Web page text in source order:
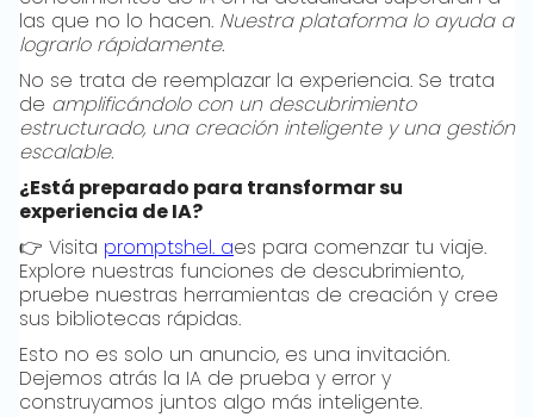
las que no lo hacen. Nuestra plataforma lo ayuda a
lograrlo rápidamente.
No se trata de reemplazar la experiencia. Se trata
de amplificándolo con un descubrimiento
estructurado, una creación inteligente y una gestión
escalable.
¿Está preparado para transformar su
experiencia de IA?
👉 Visita promptshel. aes para comenzar tu viaje.
Explore nuestras funciones de descubrimiento,
pruebe nuestras herramientas de creación y cree
sus bibliotecas rápidas.
Esto no es solo un anuncio, es una invitación.
Dejemos atrás la IA de prueba y error y
construyamos juntos algo más inteligente.